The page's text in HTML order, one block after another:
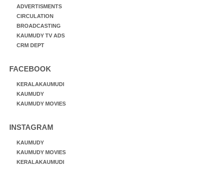
ADVERTISMENTS
CIRCULATION
BROADCASTING
KAUMUDY TV ADS
CRM DEPT
FACEBOOK
KERALAKAUMUDI
KAUMUDY
KAUMUDY MOVIES
INSTAGRAM
KAUMUDY
KAUMUDY MOVIES
KERALAKAUMUDI